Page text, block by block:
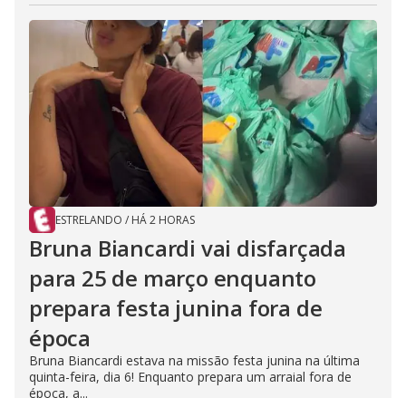
ESTRELANDO / HÁ 2 HORAS
Bruna Biancardi vai disfarçada
para 25 de março enquanto
prepara festa junina fora de
época
Bruna Biancardi estava na missão festa junina na última
quinta-feira, dia 6! Enquanto prepara um arraial fora de
época, a...